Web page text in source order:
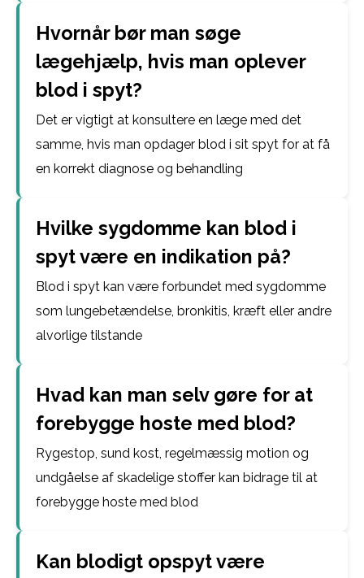
Hvornår bør man søge
lægehjælp, hvis man oplever
blod i spyt?
Det er vigtigt at konsultere en læge med det
samme, hvis man opdager blod i sit spyt for at få
en korrekt diagnose og behandling
Hvilke sygdomme kan blod i
spyt være en indikation på?
Blod i spyt kan være forbundet med sygdomme
som lungebetændelse, bronkitis, kræft eller andre
alvorlige tilstande
Hvad kan man selv gøre for at
forebygge hoste med blod?
Rygestop, sund kost, regelmæssig motion og
undgåelse af skadelige stoffer kan bidrage til at
forebygge hoste med blod
Kan blodigt opspyt være